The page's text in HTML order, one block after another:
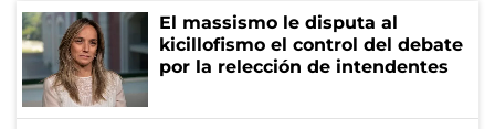
El massismo le disputa al
kicillofismo el control del debate
por la relección de intendentes